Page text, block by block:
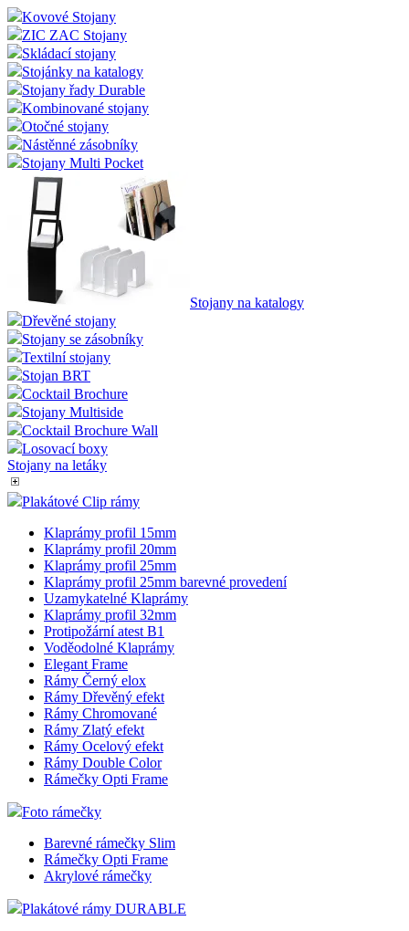
Kovové Stojany
ZIC ZAC Stojany
Skládací stojany
Stojánky na katalogy
Stojany řady Durable
Kombinované stojany
Otočné stojany
Nástěnné zásobníky
Stojany Multi Pocket
Stojany na katalogy
Dřevěné stojany
Stojany se zásobníky
Textilní stojany
Stojan BRT
Cocktail Brochure
Stojany Multiside
Cocktail Brochure Wall
Losovací boxy
Stojany na letáky
Plakátové Clip rámy
Klaprámy profil 15mm
Klaprámy profil 20mm
Klaprámy profil 25mm
Klaprámy profil 25mm barevné provedení
Uzamykatelné Klaprámy
Klaprámy profil 32mm
Protipožární atest B1
Voděodolné Klaprámy
Elegant Frame
Rámy Černý elox
Rámy Dřevěný efekt
Rámy Chromované
Rámy Zlatý efekt
Rámy Ocelový efekt
Rámy Double Color
Rámečky Opti Frame
Foto rámečky
Barevné rámečky Slim
Rámečky Opti Frame
Akrylové rámečky
Plakátové rámy DURABLE